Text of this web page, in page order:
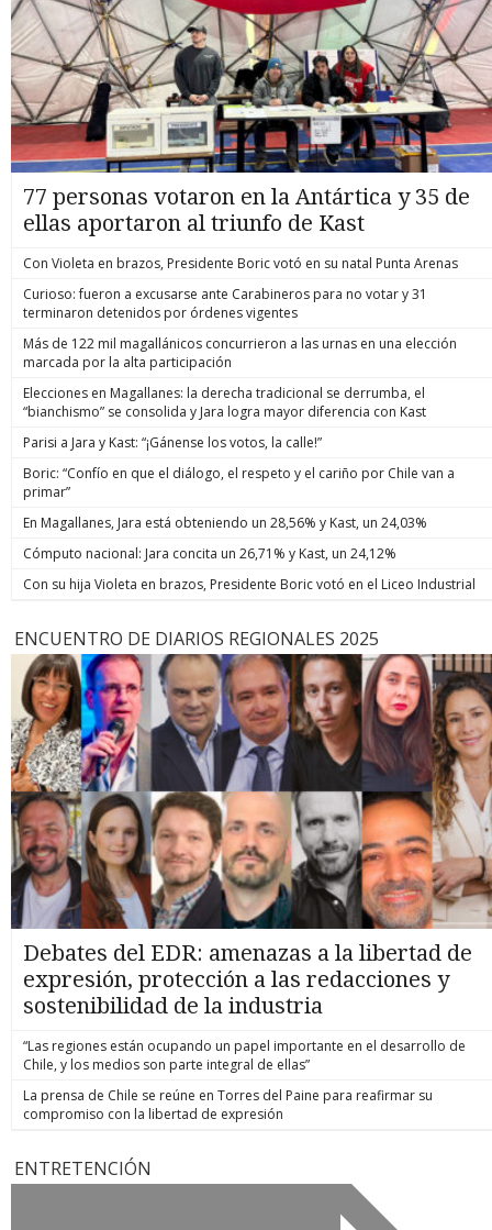
77 personas votaron en la Antártica y 35 de
ellas aportaron al triunfo de Kast
Con Violeta en brazos, Presidente Boric votó en su natal Punta Arenas
Curioso: fueron a excusarse ante Carabineros para no votar y 31
terminaron detenidos por órdenes vigentes
Más de 122 mil magallánicos concurrieron a las urnas en una elección
marcada por la alta participación
Elecciones en Magallanes: la derecha tradicional se derrumba, el
“bianchismo” se consolida y Jara logra mayor diferencia con Kast
Parisi a Jara y Kast: “¡Gánense los votos, la calle!”
Boric: “Confío en que el diálogo, el respeto y el cariño por Chile van a
primar”
En Magallanes, Jara está obteniendo un 28,56% y Kast, un 24,03%
Cómputo nacional: Jara concita un 26,71% y Kast, un 24,12%
Con su hija Violeta en brazos, Presidente Boric votó en el Liceo Industrial
ENCUENTRO DE DIARIOS REGIONALES 2025
Debates del EDR: amenazas a la libertad de
expresión, protección a las redacciones y
sostenibilidad de la industria
“Las regiones están ocupando un papel importante en el desarrollo de
Chile, y los medios son parte integral de ellas”
La prensa de Chile se reúne en Torres del Paine para reafirmar su
compromiso con la libertad de expresión
ENTRETENCIÓN